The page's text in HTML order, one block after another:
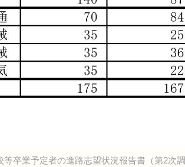
卒業予定者の進路志望状況報告書（第2次調